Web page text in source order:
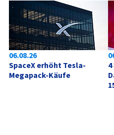
06.08.26
SpaceX erhöht Tesla-
Megapack-Käufe